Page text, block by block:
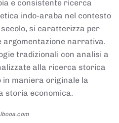
e consistente ricerca
indo-araba nel contesto
si caratterizza per
argomentazione narrativa.
tradizionali con analisi a
alla ricerca storica
maniera originale la
storia economica.